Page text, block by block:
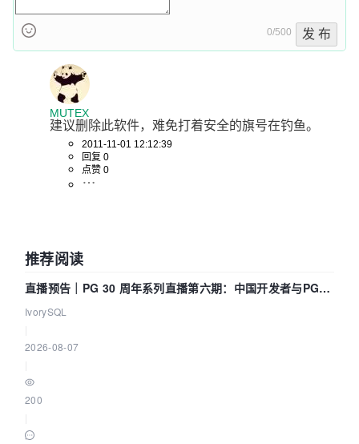
0/500 发 布
MUTEX
建议删除此软件，难免打着安全的旗号在钓鱼。
2011-11-01 12:12:39
回复 0
点赞 0
推荐阅读
直播预告｜PG 30 周年系列直播第六期：中国开发者与PG内
核——我们改得动吗？我们贡献了什么？
IvorySQL
2026-08-07
200